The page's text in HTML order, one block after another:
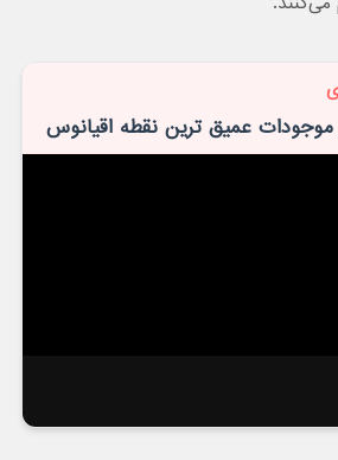
موجودات عمیق ترین نقطه اقیانوس